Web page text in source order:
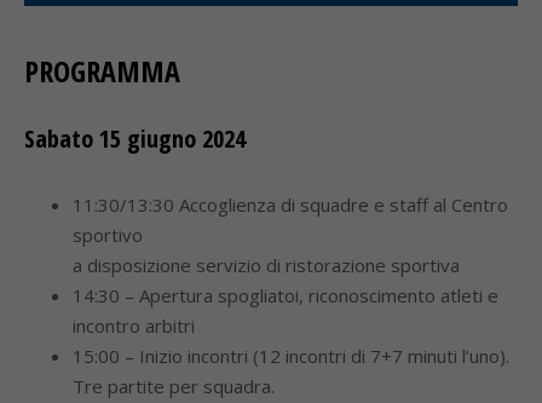
PROGRAMMA
Sabato 15 giugno 2024
11:30/13:30 Accoglienza di squadre e staff al Centro
sportivo
a disposizione servizio di ristorazione sportiva
14:30 – Apertura spogliatoi, riconoscimento atleti e
incontro arbitri
15:00 – Inizio incontri (12 incontri di 7+7 minuti l’uno).
Tre partite per squadra.